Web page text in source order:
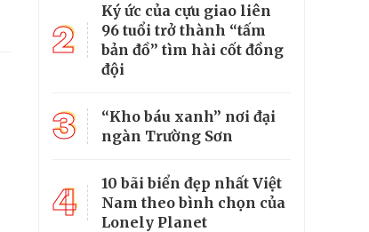
2
Ký ức của cựu giao liên
96 tuổi trở thành “tấm
bản đồ” tìm hài cốt đồng
đội
3
“Kho báu xanh” nơi đại
ngàn Trường Sơn
4
10 bãi biển đẹp nhất Việt
Nam theo bình chọn của
Lonely Planet